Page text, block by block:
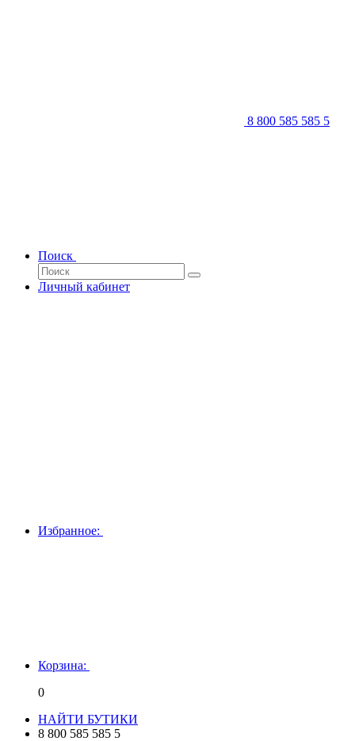
8 800 585 585 5
Поиск
Личный кабинет
Избранное:
Корзина:
0
НАЙТИ БУТИКИ
8 800 585 585 5